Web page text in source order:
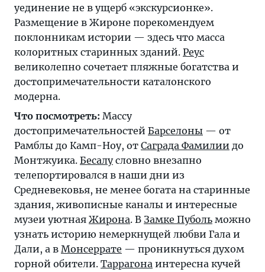
уединение не в ущерб «экскурсионке».
Размещение в Жироне порекомендуем
поклонникам истории — здесь что масса
колоритных старинных зданий. Реус
великолепно сочетает пляжные богатства и
достопримечательности каталонского
модерна.
Что посмотреть: Массу
достопримечательностей Барселоны — от
Рамблы до Камп-Ноу, от Саграда Фамилии до
Монтжуика. Бесалусловно внезапно
телепортировался в наши дни из
Средневековья, не менее богата на старинные
здания, живописные каналы и интересные
музеи уютная Жирона. В Замке Пуболь можно
узнать историю немеркнущей любви Гала и
Дали, а в Монсеррате — проникнуться духом
горной обители. Таррагона интересна кучей